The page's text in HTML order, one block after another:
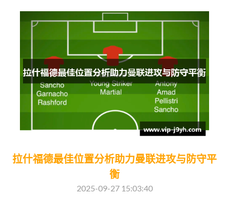
拉什福德最佳位置分析助力曼联进攻与防守平
衡
2025-09-27 15:03:40